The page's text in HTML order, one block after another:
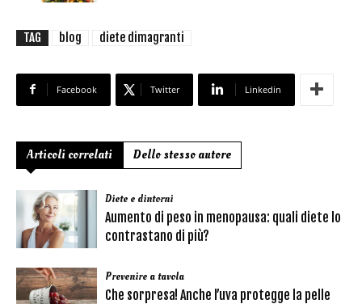
TAG blog diete dimagranti
Facebook Twitter Linkedin
Articoli correlati Dello stesso autore
Diete e dintorni
Aumento di peso in menopausa: quali diete lo
contrastano di più?
Prevenire a tavola
Che sorpresa! Anche l’uva protegge la pelle